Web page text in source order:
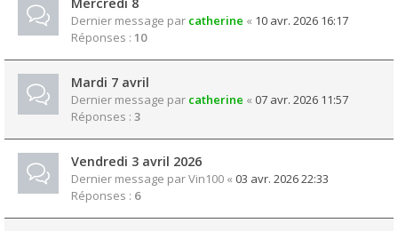
Dernier message par catherine « 10 avr. 2026 16:17
Réponses : 10
Mardi 7 avril
Dernier message par catherine « 07 avr. 2026 11:57
Réponses : 3
Vendredi 3 avril 2026
Dernier message parVin100 « 03 avr. 2026 22:33
Réponses : 6